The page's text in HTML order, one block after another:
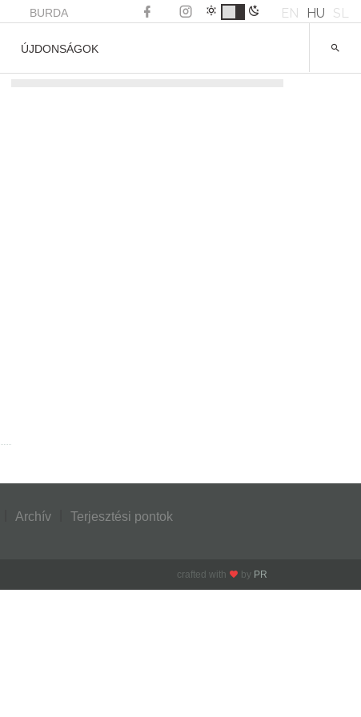
BURDA EN HU SL
ÚJDONSÁGOK
Archív Terjesztési pontok
crafted with by PR